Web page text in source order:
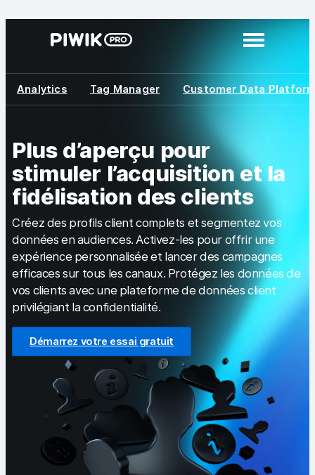
Modules
Tag Manager
Customer Data Platform
RGPD Consent Manager
En savoir plus
Intégrations
Services professionnels et services clientèle
Vie privée et sécurité
[EN] Changelog
Analytics pour le web et le mobile
Analytics pour les équipes produits digitaux
Tag Management
Analytics Tag Manager Customer Data
Plus d’aperçu pour
stimuler l’acquisition et la
fidélisation des clients
Créez des profils client complets et segmentez vos
données en audiences. Activez-les pour offrir une
expérience personnalisée et lancer des campagnes
efficaces sur tous les canaux. Protégez les données de
vos clients avec une plateforme de données client
privilégiant la confidentialité.
Démarrez votre essai gratuit